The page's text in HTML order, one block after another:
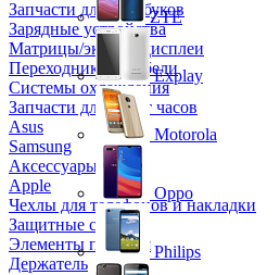
Запчасти для ноутбуков
Зарядные устройства
Матрицы/экраны/дисплеи
Переходники и кабели
Системы охлаждения
Запчасти для смарт часов
Asus
Samsung
Аксессуары
Apple
Чехлы для телефонов и накладки
Защитные стекла
Элементы питания
Держатель
ZTE
Explay
Motorola
Oppo
Philips